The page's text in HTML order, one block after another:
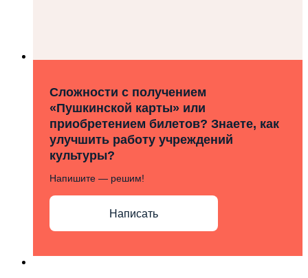
Сложности с получением
«Пушкинской карты» или
приобретением билетов? Знаете, как
улучшить работу учреждений
культуры?
Напишите — решим!
Написать